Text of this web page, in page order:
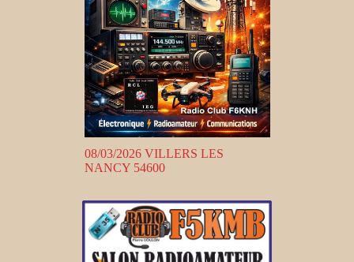
08/03/2026 VILLERS LES
NANCY 54600